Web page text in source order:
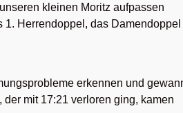
kleinen Moritz aufpassen
Herrendoppel, das Damendoppel
erkennen und
mit 17:21 verloren ging, kamen